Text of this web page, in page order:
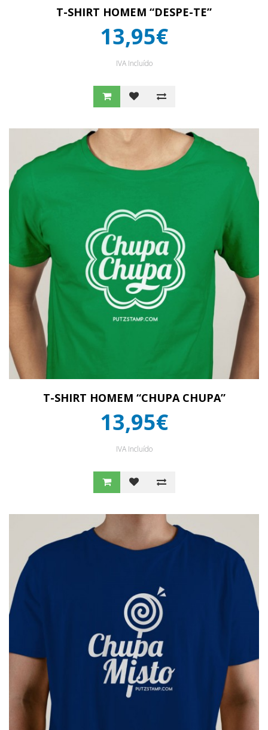
T-SHIRT HOMEM “DESPE-TE”
13,95€
IVA Incluído
T-SHIRT HOMEM “CHUPA CHUPA”
13,95€
IVA Incluído